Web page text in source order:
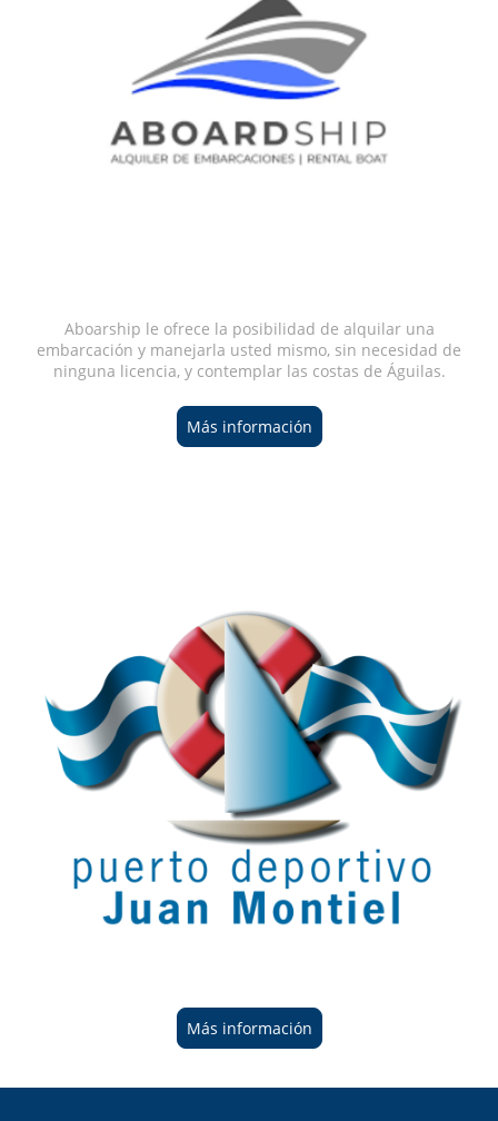
Aboarship le ofrece la posibilidad de alquilar una
embarcación y manejarla usted mismo, sin necesidad de
ninguna licencia, y contemplar las costas de Águilas.
Más información
Más información